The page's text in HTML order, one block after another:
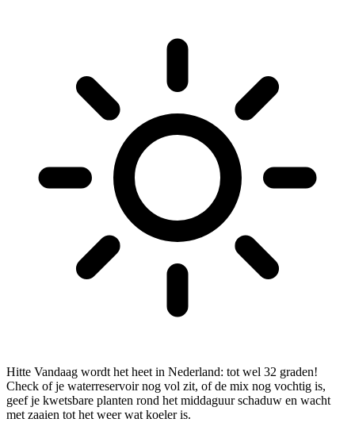
Hitte Vandaag wordt het heet in Nederland: tot wel 32 graden!
Check of je waterreservoir nog vol zit, of de mix nog vochtig is,
geef je kwetsbare planten rond het middaguur schaduw en wacht
met zaaien tot het weer wat koeler is.